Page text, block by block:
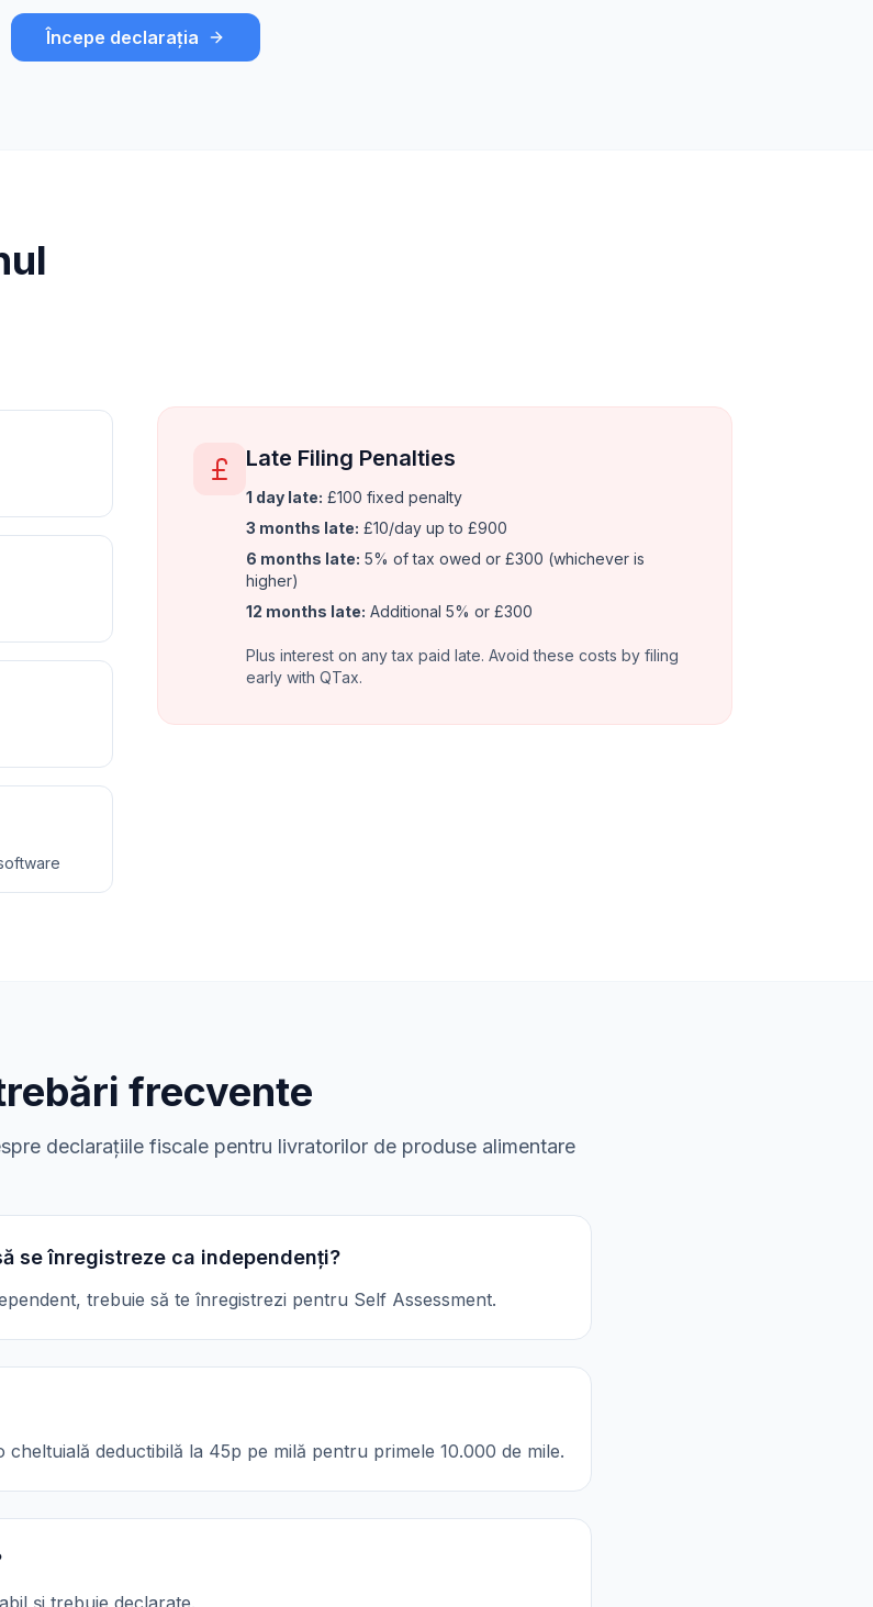
Începe declarația
Late Filing Penalties
1 day late: £100 fixed penalty
3 months late: £10/day up to £900
6 months late: 5% of tax owed or £300 (whichever is
higher)
12 months late: Additional 5% or £300
Plus interest on any tax paid late. Avoid these costs by filing
early with QTax.
frecvente
declarațiile fiscale pentru livratorilor de produse alimentare
se înregistreze ca independenți?
trebuie să te înregistrezi pentru Self Assessment.
deductibilă la 45p pe milă pentru primele 10.000 de mile.
și trebuie declarate.